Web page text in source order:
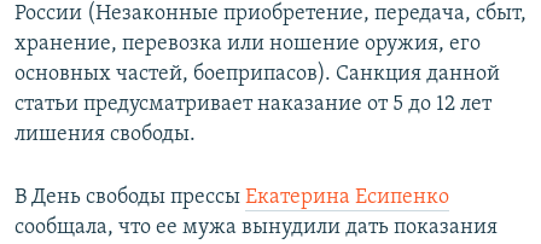
России (Незаконные приобретение, передача, сбыт,
хранение, перевозка или ношение оружия, его
основных частей, боеприпасов). Санкция данной
статьи предусматривает наказание от 5 до 12 лет
лишения свободы.
В День свободы прессы Екатерина Есипенко
сообщала, что ее мужа вынудили дать показания